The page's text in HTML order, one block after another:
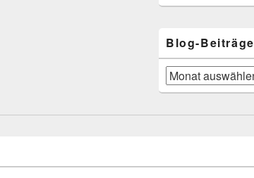
Blog-Beiträge
Blog-
Beiträge